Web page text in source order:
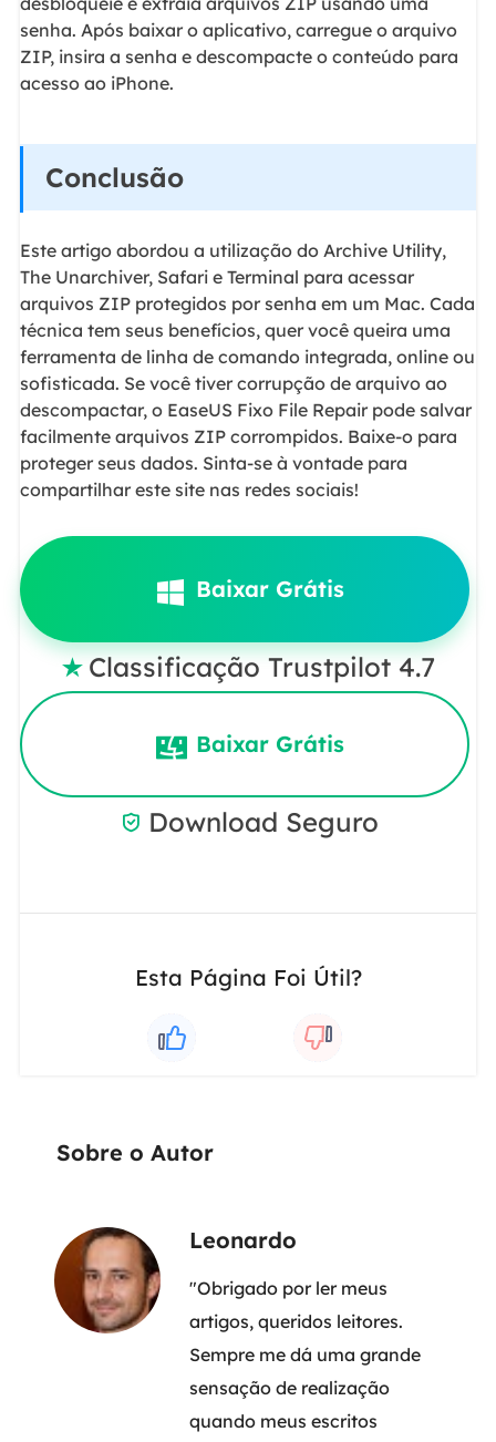
senha. Após baixar o aplicativo, carregue o arquivo
ZIP, insira a senha e descompacte o conteúdo para
acesso ao iPhone.
Conclusão
Este artigo abordou a utilização do Archive Utility,
The Unarchiver, Safari e Terminal para acessar
arquivos ZIP protegidos por senha em um Mac. Cada
técnica tem seus benefícios, quer você queira uma
ferramenta de linha de comando integrada, online ou
sofisticada. Se você tiver corrupção de arquivo ao
descompactar, o EaseUS Fixo File Repair pode salvar
facilmente arquivos ZIP corrompidos. Baixe-o para
proteger seus dados. Sinta-se à vontade para
compartilhar este site nas redes sociais!
Baixar Grátis
 Classificação Trustpilot 4.7
Baixar Grátis
 Download Seguro
Esta Página Foi Útil?
Sobre o Autor
Leonardo
"Obrigado por ler meus
artigos, queridos leitores.
Sempre me dá uma grande
sensação de realização
quando meus escritos